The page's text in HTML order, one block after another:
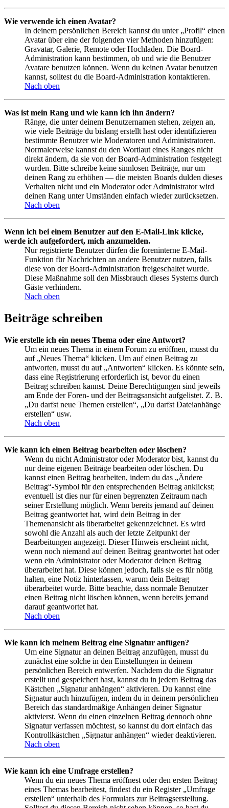
Wie verwende ich einen Avatar?
In deinem persönlichen Bereich kannst du unter „Profil“ einen
Avatar über eine der folgenden vier Methoden hinzufügen:
Gravatar, Galerie, Remote oder Hochladen. Die Board-
Administration kann bestimmen, ob und wie die Benutzer
Avatare benutzen können. Wenn du keinen Avatar benutzen
kannst, solltest du die Board-Administration kontaktieren.
Nach oben
Was ist mein Rang und wie kann ich ihn ändern?
Ränge, die unter deinem Benutzernamen stehen, zeigen an,
wie viele Beiträge du bislang erstellt hast oder identifizieren
bestimmte Benutzer wie Moderatoren und Administratoren.
Normalerweise kannst du den Wortlaut eines Ranges nicht
direkt ändern, da sie von der Board-Administration festgelegt
wurden. Bitte schreibe keine sinnlosen Beiträge, nur um
deinen Rang zu erhöhen — die meisten Boards dulden dieses
Verhalten nicht und ein Moderator oder Administrator wird
deinen Rang unter Umständen einfach wieder zurücksetzen.
Nach oben
Wenn ich bei einem Benutzer auf den E-Mail-Link klicke,
werde ich aufgefordert, mich anzumelden.
Nur registrierte Benutzer dürfen die foreninterne E-Mail-
Funktion für Nachrichten an andere Benutzer nutzen, falls
diese von der Board-Administration freigeschaltet wurde.
Diese Maßnahme soll den Missbrauch dieses Systems durch
Gäste verhindern.
Nach oben
Beiträge schreiben
Wie erstelle ich ein neues Thema oder eine Antwort?
Um ein neues Thema in einem Forum zu eröffnen, musst du
auf „Neues Thema“ klicken. Um auf einen Beitrag zu
antworten, musst du auf „Antworten“ klicken. Es könnte sein,
dass eine Registrierung erforderlich ist, bevor du einen
Beitrag schreiben kannst. Deine Berechtigungen sind jeweils
am Ende der Foren- und der Beitragsansicht aufgelistet. Z. B.
„Du darfst neue Themen erstellen“, „Du darfst Dateianhänge
erstellen“ usw.
Nach oben
Wie kann ich einen Beitrag bearbeiten oder löschen?
Wenn du nicht Administrator oder Moderator bist, kannst du
nur deine eigenen Beiträge bearbeiten oder löschen. Du
kannst einen Beitrag bearbeiten, indem du das „Ändere
Beitrag“-Symbol für den entsprechenden Beitrag anklickst;
eventuell ist dies nur für einen begrenzten Zeitraum nach
seiner Erstellung möglich. Wenn bereits jemand auf deinen
Beitrag geantwortet hat, wird dein Beitrag in der
Themenansicht als überarbeitet gekennzeichnet. Es wird
sowohl die Anzahl als auch der letzte Zeitpunkt der
Bearbeitungen angezeigt. Dieser Hinweis erscheint nicht,
wenn noch niemand auf deinen Beitrag geantwortet hat oder
wenn ein Administrator oder Moderator deinen Beitrag
überarbeitet hat. Diese können jedoch, falls sie es für nötig
halten, eine Notiz hinterlassen, warum dein Beitrag
überarbeitet wurde. Bitte beachte, dass normale Benutzer
einen Beitrag nicht löschen können, wenn bereits jemand
darauf geantwortet hat.
Nach oben
Wie kann ich meinem Beitrag eine Signatur anfügen?
Um eine Signatur an deinen Beitrag anzufügen, musst du
zunächst eine solche in den Einstellungen in deinem
persönlichen Bereich entwerfen. Nachdem du die Signatur
erstellt und gespeichert hast, kannst du in jedem Beitrag das
Kästchen „Signatur anhängen“ aktivieren. Du kannst eine
Signatur auch hinzufügen, indem du in deinem persönlichen
Bereich das standardmäßige Anhängen deiner Signatur
aktivierst. Wenn du einen einzelnen Beitrag dennoch ohne
Signatur verfassen möchtest, so kannst du dort einfach das
Kontrollkästchen „Signatur anhängen“ wieder deaktivieren.
Nach oben
Wie kann ich eine Umfrage erstellen?
Wenn du ein neues Thema eröffnest oder den ersten Beitrag
eines Themas bearbeitest, findest du ein Register „Umfrage
erstellen“ unterhalb des Formulars zur Beitragserstellung.